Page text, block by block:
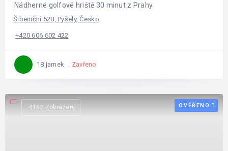
Nádherné golfové hriště 30 minut z Prahy
Šibeniční 520, Pyšely, Česko
+420 606 602 422
18 jamek Zavřeno
4162 Zobrazení OVĚŘENO